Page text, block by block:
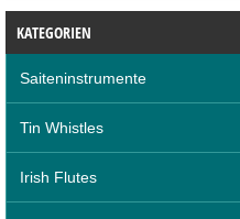
KATEGORIEN
Saiteninstrumente
Tin Whistles
Irish Flutes